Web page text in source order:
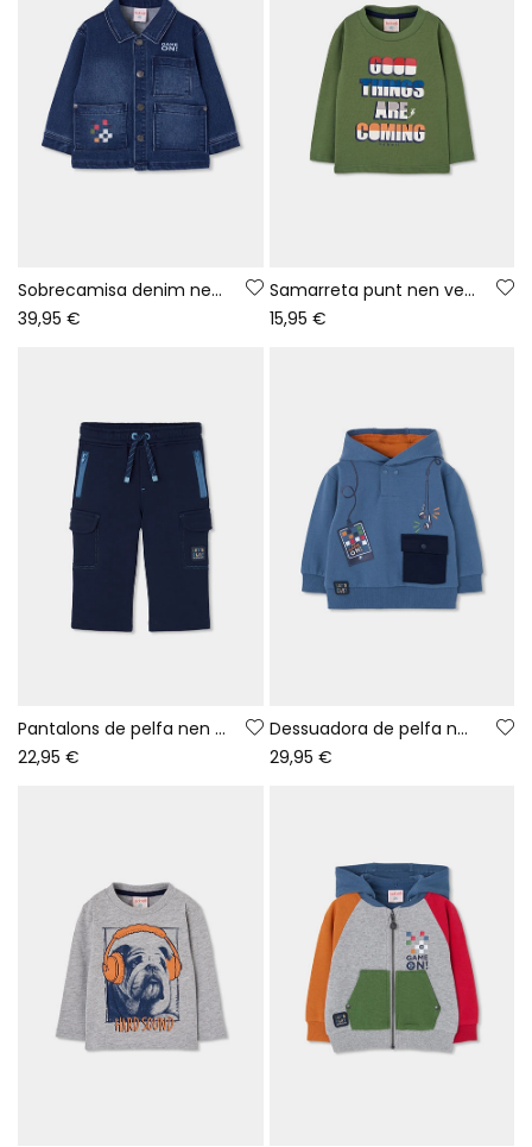
Sobrecamisa denim nen blau Game On
39,95 €
Samarreta punt nen verd estampat lletres
15,95 €
Pantalons de pelfa nen blau marí càrrega
22,95 €
Dessuadora de pelfa nen blau amb caputxa estampat gaming
29,95 €